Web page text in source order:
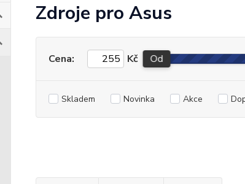
Zdroje pro Asus
Cena: Kč Od
Skladem Novinka Akce